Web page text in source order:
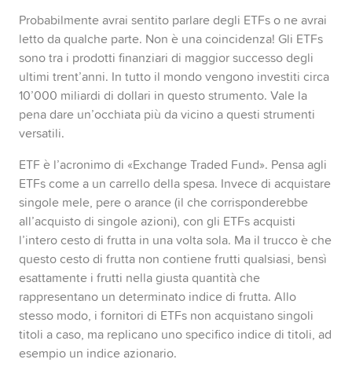
Yuh 14+
Probabilmente avrai sentito parlare degli ETFs o ne avrai
letto da qualche parte. Non è una coincidenza! Gli ETFs
sono tra i prodotti finanziari di maggior successo degli
ultimi trent’anni. In tutto il mondo vengono investiti circa
10’000 miliardi di dollari in questo strumento. Vale la
pena dare un’occhiata più da vicino a questi strumenti
versatili.
ETF è l’acronimo di «Exchange Traded Fund». Pensa agli
ETFs come a un carrello della spesa. Invece di acquistare
singole mele, pere o arance (il che corrisponderebbe
all’acquisto di singole azioni), con gli ETFs acquisti
l’intero cesto di frutta in una volta sola. Ma il trucco è che
questo cesto di frutta non contiene frutti qualsiasi, bensì
esattamente i frutti nella giusta quantità che
rappresentano un determinato indice di frutta. Allo
stesso modo, i fornitori di ETFs non acquistano singoli
titoli a caso, ma replicano uno specifico indice di titoli, ad
esempio un indice azionario.